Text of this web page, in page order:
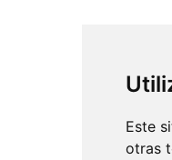
Este
otras